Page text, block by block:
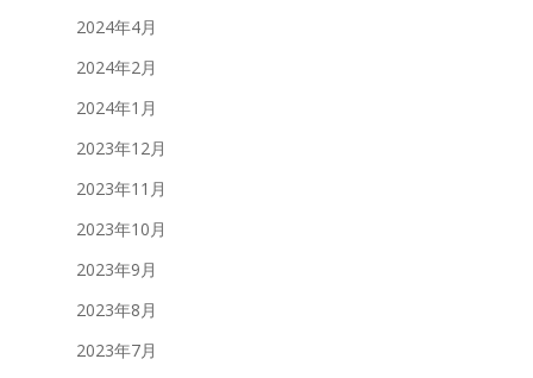
2024年4月
2024年2月
2024年1月
2023年12月
2023年11月
2023年10月
2023年9月
2023年8月
2023年7月